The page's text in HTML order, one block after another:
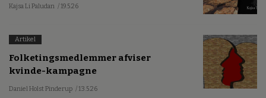
Kajsa Li Paludan / 19.5.26
Artikel
Folketingsmedlemmer afviser
kvinde-kampagne
Daniel Holst Pinderup / 13.5.26